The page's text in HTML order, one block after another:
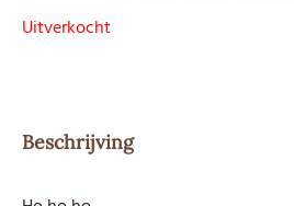
Uitverkocht
Beschrijving